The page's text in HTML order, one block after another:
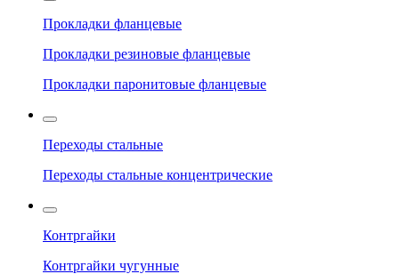
Прокладки фланцевые
Прокладки резиновые фланцевые
Прокладки паронитовые фланцевые
Переходы стальные
Переходы стальные концентрические
Контргайки
Контргайки чугунные